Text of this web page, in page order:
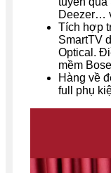
Deezer…
Tích hợp
SmartTV
Optical.
mềm
Hàng về
full phụ